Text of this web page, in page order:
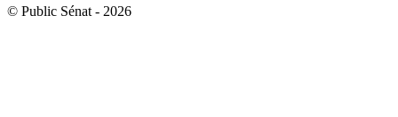
© Public Sénat - 2026